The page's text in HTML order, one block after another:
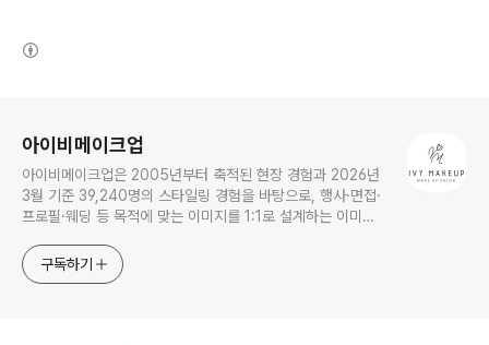
아이비메이크업
아이비메이크업은 2005년부터 축적된 현장 경험과 2026년
3월 기준 39,240명의 스타일링 경험을 바탕으로, 행사·면접·
프로필·웨딩 등 목적에 맞는 이미지를 1:1로 설계하는 이미지
구독하기